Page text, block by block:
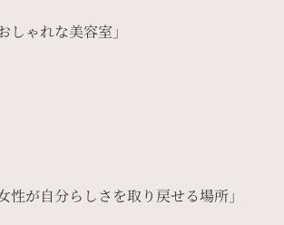
しゃれな美容室」
性が自分らしさを取り戻せる場所」